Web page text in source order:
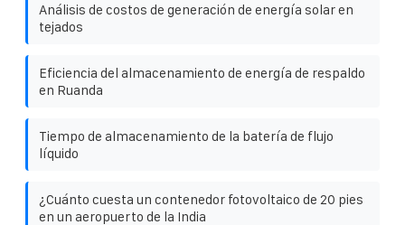
Análisis de costos de generación de energía solar en
tejados
Eficiencia del almacenamiento de energía de respaldo
en Ruanda
Tiempo de almacenamiento de la batería de flujo
líquido
¿Cuánto cuesta un contenedor fotovoltaico de 20 pies
en un aeropuerto de la India